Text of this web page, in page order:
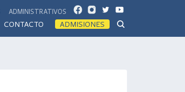
ADMINISTRATIVOS FB IG TWYT
CONTACTO ADMISIONES S